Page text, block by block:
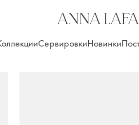
СервировкиНовинки